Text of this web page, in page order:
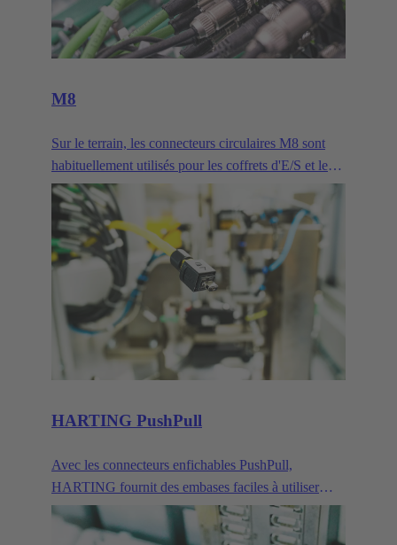
M8
Sur le terrain, les connecteurs circulaires M8 sont
habituellement utilisés pour les coffrets d'E/S et les
autres équipements peu encombrants. Leur taille
compacte en fait le connecteur idéal pour la
transmission de signaux et de données dans des
environnements IP65/67 exigeants.
HARTING PushPull
Avec les connecteurs enfichables PushPull,
HARTING fournit des embases faciles à utiliser
pouvant servir dans différentes applications pour
assurer la transmission de données, de signaux et de